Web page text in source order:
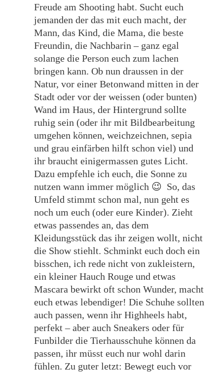
Freude am Shooting habt. Sucht euch
jemanden der das mit euch macht, der
Mann, das Kind, die Mama, die beste
Freundin, die Nachbarin – ganz egal
solange die Person euch zum lachen
bringen kann. Ob nun draussen in der
Natur, vor einer Betonwand mitten in der
Stadt oder vor der weissen (oder bunten)
Wand im Haus, der Hintergrund sollte
ruhig sein (oder ihr mit Bildbearbeitung
umgehen können, weichzeichnen, sepia
und grau einfärben hilft schon viel) und
ihr braucht einigermassen gutes Licht.
Dazu empfehle ich euch, die Sonne zu
nutzen wann immer möglich 😉 So, das
Umfeld stimmt schon mal, nun geht es
noch um euch (oder eure Kinder). Zieht
etwas passendes an, das dem
Kleidungsstück das ihr zeigen wollt, nicht
die Show stiehlt. Schminkt euch doch ein
bisschen, ich rede nicht von zukleistern,
ein kleiner Hauch Rouge und etwas
Mascara bewirkt oft schon Wunder, macht
euch etwas lebendiger! Die Schuhe sollten
auch passen, wenn ihr Highheels habt,
perfekt – aber auch Sneakers oder für
Funbilder die Tierhausschuhe können da
passen, ihr müsst euch nur wohl darin
fühlen. Zu guter letzt: Bewegt euch vor